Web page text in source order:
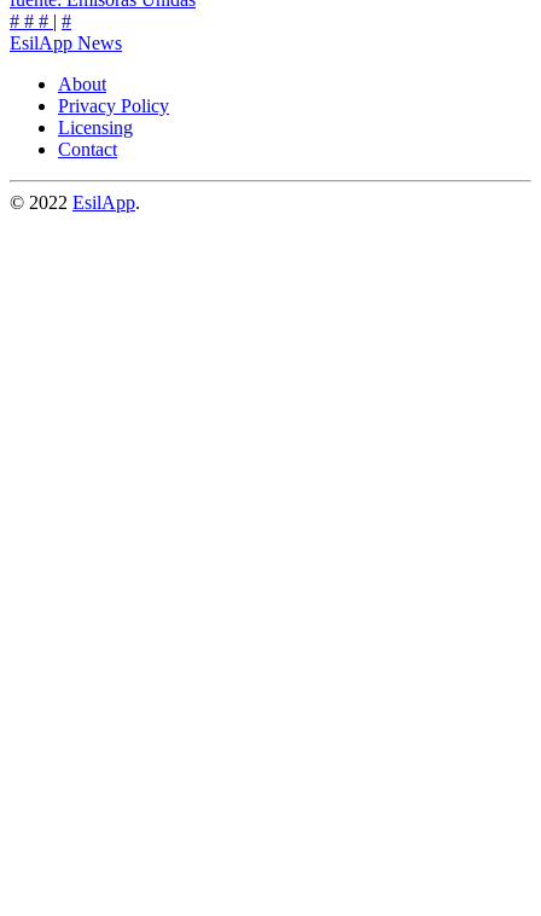
# # # | #
EsilApp News
About
Privacy Policy
Licensing
Contact
© 2022 EsilApp.